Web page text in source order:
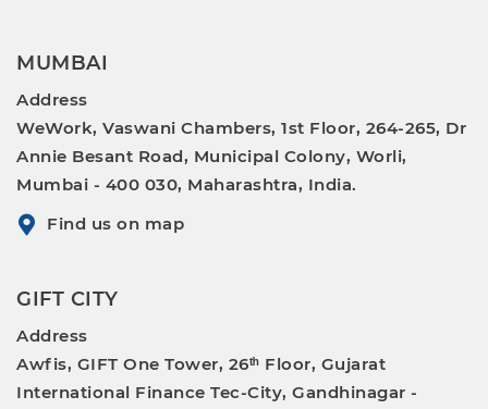
MUMBAI
Address
WeWork, Vaswani Chambers, 1st Floor, 264-265, Dr
Annie Besant Road, Municipal Colony, Worli,
Mumbai - 400 030, Maharashtra, India.
Find us on map
GIFT CITY
Address
Awfis, GIFT One Tower, 26ᵗʰ Floor, Gujarat
International Finance Tec-City, Gandhinagar -